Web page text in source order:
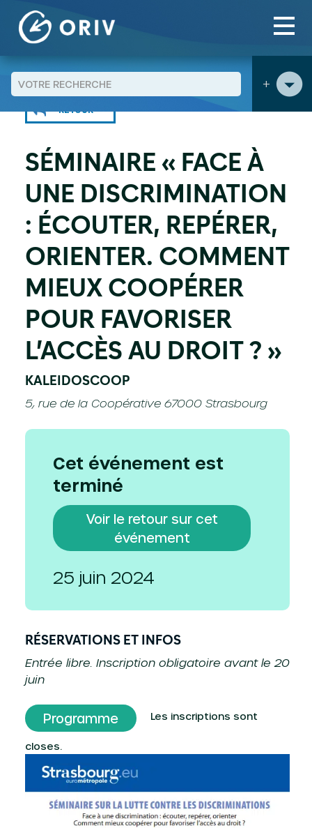
Aller au contenu
+
Agenda >
RETOUR
SÉMINAIRE « FACE À
UNE DISCRIMINATION
: ÉCOUTER, REPÉRER,
ORIENTER. COMMENT
MIEUX COOPÉRER
POUR FAVORISER
L’ACCÈS AU DROIT ? »
KALEIDOSCOOP
5, rue de la Coopérative 67000 Strasbourg
Cet événement est
terminé
Voir le retour sur cet
événement
25 juin 2024
RÉSERVATIONS ET INFOS
Entrée libre. Inscription obligatoire avant le 20
juin
Programme Les inscriptions sont
closes.
Panneau de gestion des cookies